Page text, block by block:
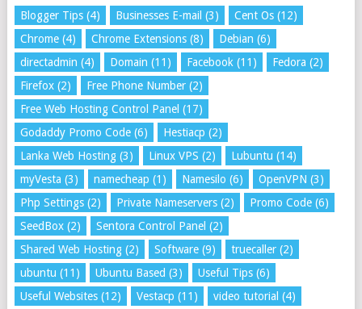
Blogger Tips(4) Businesses E-mail (3) Cent Os(12)
Chrome(4) Chrome Extensions(8) Debian (6)
directadmin (4) Domain (11) Facebook (11) Fedora (2)
Firefox(2) Free Phone Number(2)
Free Web Hosting Control Panel (17)
Godaddy Promo Code(6) Hestiacp (2)
Lanka Web Hosting(3) Linux VPS (2) Lubuntu (14)
myVesta (3) namecheap (1) Namesilo (6) OpenVPN (3)
Php Settings(2) Private Nameservers(2) Promo Code(6)
SeedBox(2) Sentora Control Panel (2)
Shared Web Hosting(2) Software(9) truecaller(2)
ubuntu (11) Ubuntu Based (3) Useful Tips(6)
Useful Websites(12) Vestacp (11) video tutorial (4)